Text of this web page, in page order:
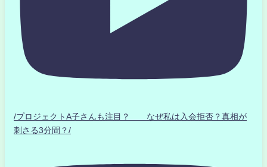
/プロジェクトA子さんも注目？ なぜ私は入会拒否？真相が
刺さる3分間？/